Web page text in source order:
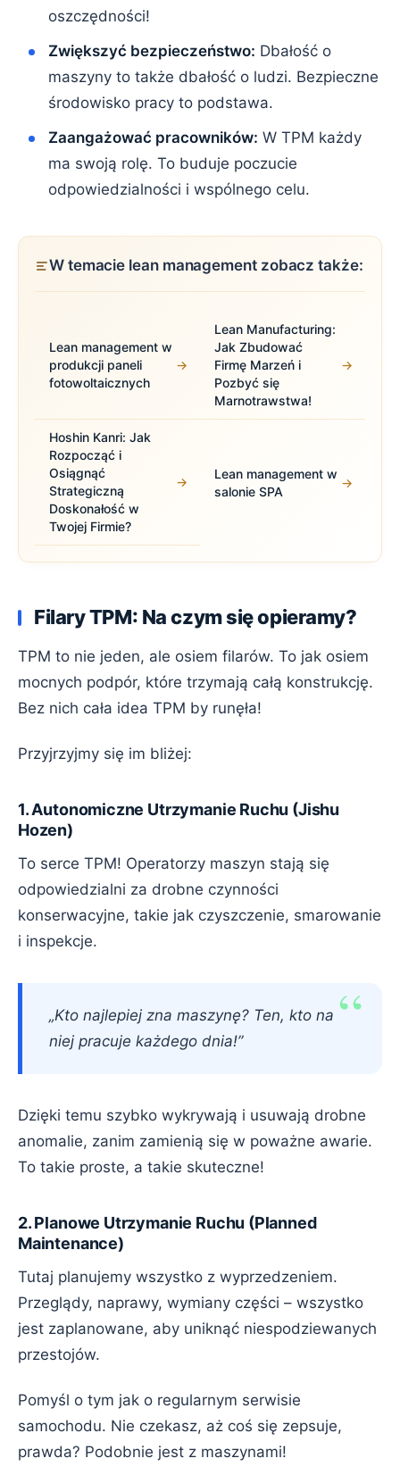
oszczędności!
Zwiększyć bezpieczeństwo: Dbałość o
maszyny to także dbałość o ludzi. Bezpieczne
środowisko pracy to podstawa.
Zaangażować pracowników: W TPM każdy
ma swoją rolę. To buduje poczucie
odpowiedzialności i wspólnego celu.
W temacie lean management zobacz także:
Lean management w
produkcji paneli
fotowoltaicznych
→
Lean Manufacturing:
Jak Zbudować
Firmę Marzeń i
Pozbyć się
Marnotrawstwa!
→
Hoshin Kanri: Jak
Rozpocząć i
Osiągnąć
Strategiczną
Doskonałość w
Twojej Firmie?
→
Lean management w
salonie SPA
→
Filary TPM: Na czym się opieramy?
TPM to nie jeden, ale osiem filarów. To jak osiem
mocnych podpór, które trzymają całą konstrukcję.
Bez nich cała idea TPM by runęła!
Przyjrzyjmy się im bliżej:
1. Autonomiczne Utrzymanie Ruchu (Jishu
Hozen)
To serce TPM! Operatorzy maszyn stają się
odpowiedzialni za drobne czynności
konserwacyjne, takie jak czyszczenie, smarowanie
i inspekcje.
„Kto najlepiej zna maszynę? Ten, kto na
niej pracuje każdego dnia!”
Dzięki temu szybko wykrywają i usuwają drobne
anomalie, zanim zamienią się w poważne awarie.
To takie proste, a takie skuteczne!
2. Planowe Utrzymanie Ruchu (Planned
Maintenance)
Tutaj planujemy wszystko z wyprzedzeniem.
Przeglądy, naprawy, wymiany części – wszystko
jest zaplanowane, aby uniknąć niespodziewanych
przestojów.
Pomyśl o tym jak o regularnym serwisie
samochodu. Nie czekasz, aż coś się zepsuje,
prawda? Podobnie jest z maszynami!